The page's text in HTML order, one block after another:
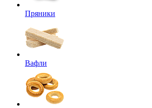
Пряники
Вафли